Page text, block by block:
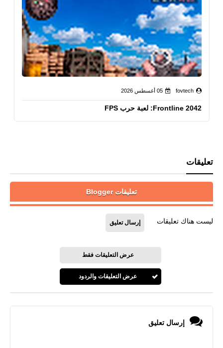
fovtech 05 أغسطس 2026
Frontline 2042: لعبة حرب FPS
تعليقات
تعليقات Blogger
ليست هناك تعليقات إرسال تعليق
عرض التعليقات فقط
عرض التعليقات والردود
إرسال تعليق